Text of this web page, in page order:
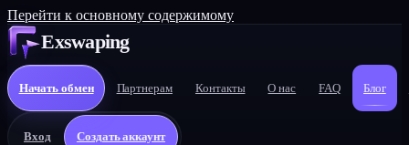
Перейти к основному содержимому
Exswaping
Начать обмен Партнерам Контакты О нас FAQ Блог
Вход Создать аккаунт